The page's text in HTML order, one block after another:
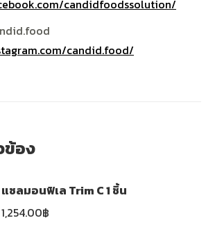
candidfoodssolution/
candid.food/
ข้อง
แซลมอนฟิเล Trim C 1 ชิ้น
1,254.00฿